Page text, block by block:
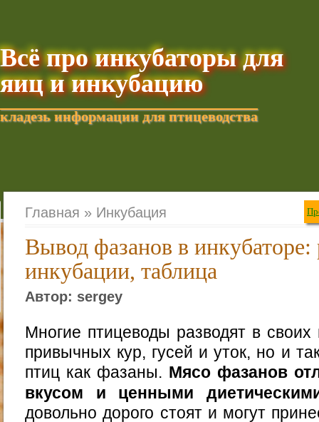
Всё про инкубаторы для
яиц и инкубацию
кладезь информации для птицеводства
Добавить текущую
Главная » Инкубация
Вывод фазанов в
инкубации, таблица
Автор: sergey
Многие птицеводы разводят в своих
привычных кур, гусей и уток, но и
птиц как фазаны. Мясо фазанов
вкусом и ценными
довольно дорого стоят и могут